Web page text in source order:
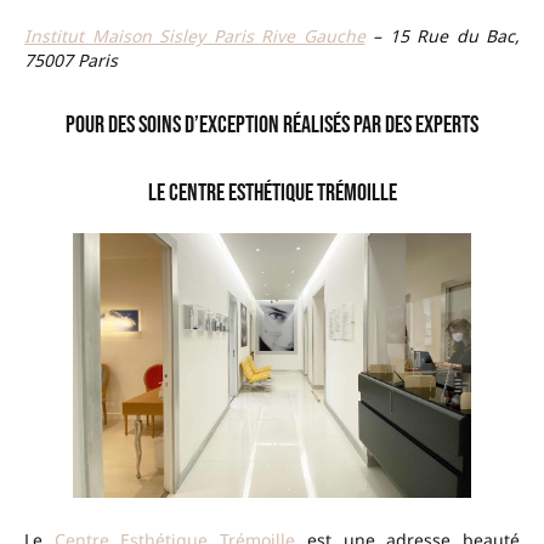
Institut Maison Sisley Paris Rive Gauche– 15 Rue du Bac,
75007 Paris
Pour des soins d’exception réalisés par des experts
Le Centre Esthétique Trémoille